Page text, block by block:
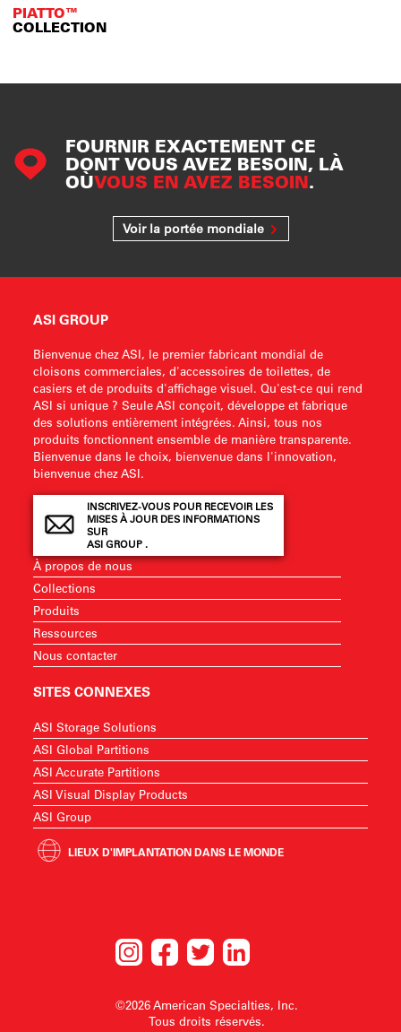
PIATTO™
COLLECTION
FOURNIR EXACTEMENT CE
DONT VOUS AVEZ BESOIN, LÀ
OÙVOUS EN AVEZ BESOIN.
Voir la portée mondiale
ASI GROUP
Bienvenue chez ASI, le premier fabricant mondial de
cloisons commerciales, d'accessoires de toilettes, de
casiers et de produits d'affichage visuel. Qu'est-ce qui rend
ASI si unique ? Seule ASI conçoit, développe et fabrique
des solutions entièrement intégrées. Ainsi, tous nos
produits fonctionnent ensemble de manière transparente.
Bienvenue dans le choix, bienvenue dans l'innovation,
bienvenue chez ASI.
INSCRIVEZ-VOUS POUR RECEVOIR LES
MISES À JOUR DES INFORMATIONS
SUR
ASI GROUP .
À propos de nous
Collections
Produits
Ressources
Nous contacter
SITES CONNEXES
ASI Storage Solutions
ASI Global Partitions
ASI Accurate Partitions
ASI Visual Display Products
ASI Group
LIEUX D'IMPLANTATION DANS LE MONDE
©2026 American Specialties, Inc.
Tous droits réservés.